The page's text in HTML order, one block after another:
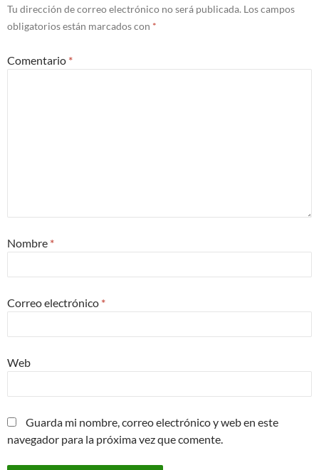
Tu dirección de correo electrónico no será publicada. Los campos
obligatorios están marcados con *
Comentario *
Nombre *
Correo electrónico *
Web
Guarda mi nombre, correo electrónico y web en este
navegador para la próxima vez que comente.